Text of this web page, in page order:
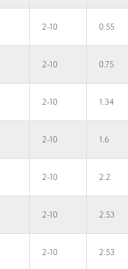
2-10 0.55
2-10 0.75
2-10 1.34
2-10 1.6
2-10 2.2
2-10 2.53
2-10 2.53